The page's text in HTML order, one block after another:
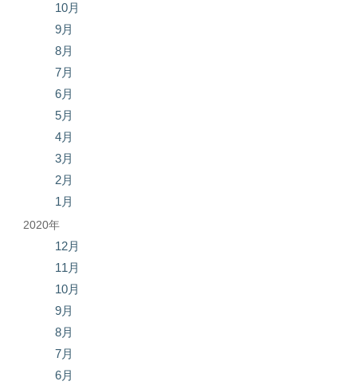
10月
9月
8月
7月
6月
5月
4月
3月
2月
1月
2020年
12月
11月
10月
9月
8月
7月
6月